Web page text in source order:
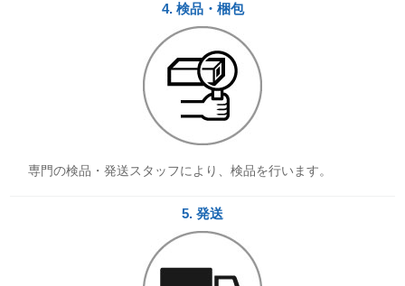
4. 検品・梱包
専門の検品・発送スタッフにより、検品を行います。
5. 発送